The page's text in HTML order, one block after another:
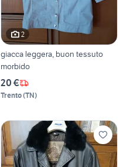
2
giacca leggera, buon tessuto
morbido
20 €
Trento(TN)